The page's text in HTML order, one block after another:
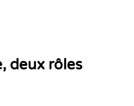
deux rôles